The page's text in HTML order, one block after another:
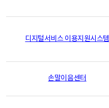
디지털서비스 이용지원시스템
손말이음센터